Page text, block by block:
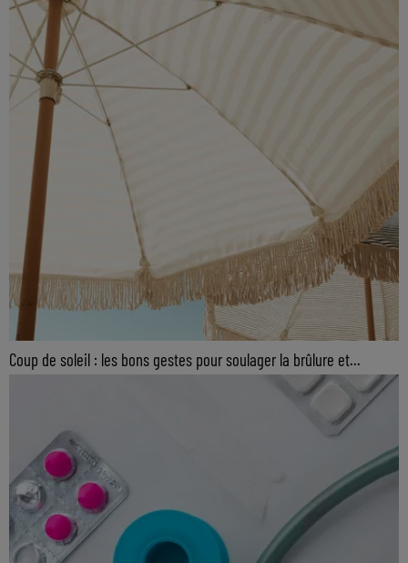
Coup de soleil : les bons gestes pour soulager la brûlure et...